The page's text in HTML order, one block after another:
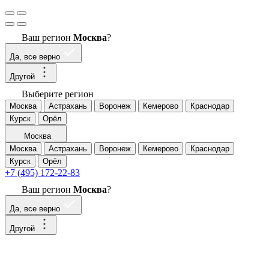
Ваш регион Москва?
Да, все верно
Другой
Выберите регион
Москва Астрахань Воронеж Кемерово
Краснодар
Курск
Орёл
Москва
Москва
Астрахань Воронеж Кемерово
Краснодар
Курск
Орёл
+7 (495) 172-22-83
Ваш регион Москва?
Да, все верно
Другой